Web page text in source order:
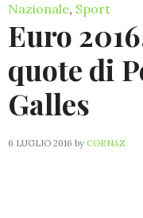
Nazionale, Sport
Euro
quote di
Galles
6 LUGLIO 2016 by CORNAZ